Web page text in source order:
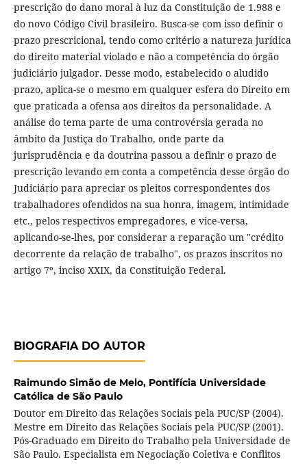
prescrição do dano moral à luz da Constituição de 1.988 e
do novo Código Civil brasileiro. Busca-se com isso definir o
prazo prescricional, tendo como critério a natureza jurídica
do direito material violado e não a competência do órgão
judiciário julgador. Desse modo, estabelecido o aludido
prazo, aplica-se o mesmo em qualquer esfera do Direito em
que praticada a ofensa aos direitos da personalidade. A
análise do tema parte de uma controvérsia gerada no
âmbito da Justiça do Trabalho, onde parte da
jurisprudência e da doutrina passou a definir o prazo de
prescrição levando em conta a competência desse órgão do
Judiciário para apreciar os pleitos correspondentes dos
trabalhadores ofendidos na sua honra, imagem, intimidade
etc., pelos respectivos empregadores, e vice-versa,
aplicando-se-lhes, por considerar a reparação um "crédito
decorrente da relação de trabalho", os prazos inscritos no
artigo 7º, inciso XXIX, da Constituição Federal.
BIOGRAFIA DO AUTOR
Raimundo Simão de Melo, Pontifícia Universidade
Católica de São Paulo
Doutor em Direito das Relações Sociais pela PUC/SP (2004).
Mestre em Direito das Relações Sociais pela PUC/SP (2001).
Pós-Graduado em Direito do Trabalho pela Universidade de
São Paulo. Especialista em Negociação Coletiva e Conflitos